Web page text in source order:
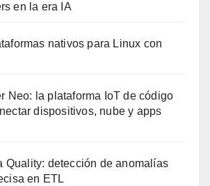
en la era IA
nativos para Linux con
Neo: la plataforma IoT de código
dispositivos, nube y apps
Quality: detección de anomalías
en ETL